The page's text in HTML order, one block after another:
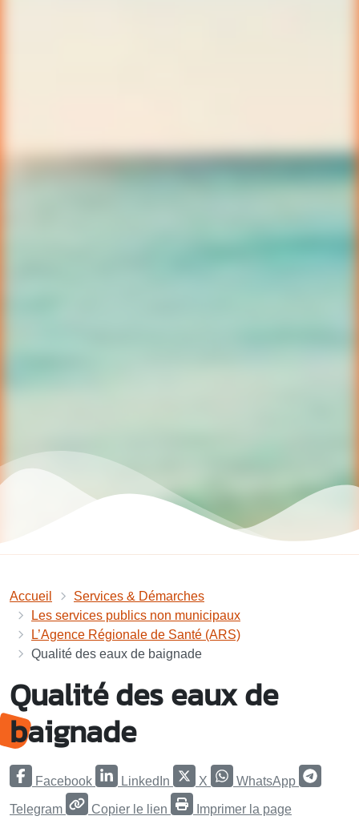
Accueil
Services & Démarches
Les services publics non municipaux
L’Agence Régionale de Santé (ARS)
Qualité des eaux de baignade
Qualité des eaux de
baignade
Facebook LinkedIn X WhatsApp
Telegram Copier le lien Imprimer la page